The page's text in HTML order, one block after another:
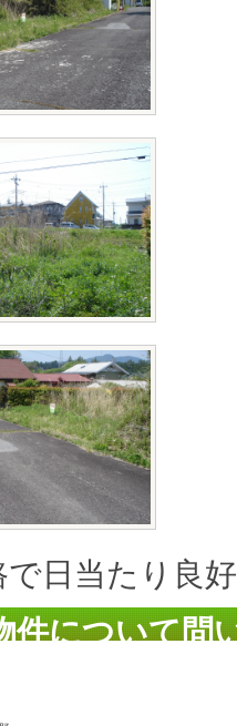
で日当たり良
件について問